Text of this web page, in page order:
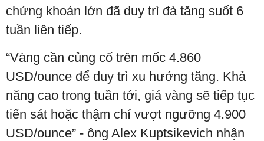
chứng khoán lớn đã duy trì đà tăng suốt 6
tuần liên tiếp.
“Vàng cần củng cố trên mốc 4.860
USD/ounce để duy trì xu hướng tăng. Khả
năng cao trong tuần tới, giá vàng sẽ tiếp tục
tiến sát hoặc thậm chí vượt ngưỡng 4.900
USD/ounce” - ông Alex Kuptsikevich nhận